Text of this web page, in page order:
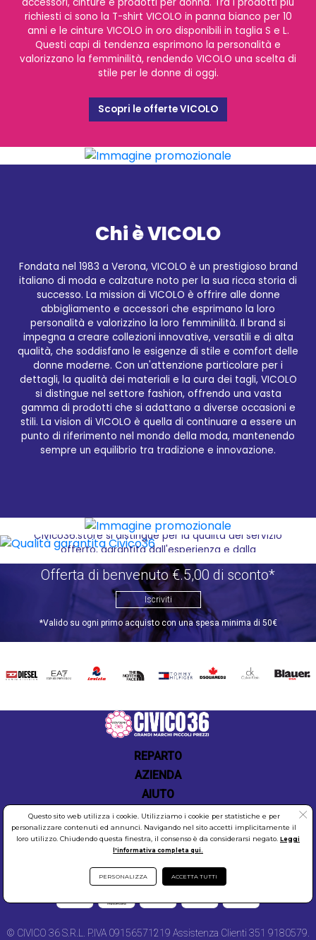
richiesti ci sono la T-shirt VICOLO in panna bianco per 10
anni e le cinture VICOLO in oro disponibili in taglia S e L.
Questi capi di tendenza esprimono la personalità e
valorizzano la femminilità, rendendo VICOLO una scelta di
stile per le donne di oggi.
Scopri le offerte VICOLO
Chi è VICOLO
Fondata nel 1983 a Verona, VICOLO è un prestigioso brand
italiano di moda e calzature noto per la sua ricca storia di
successo. La mission di VICOLO è offrire alle donne
abbigliamento e accessori che esprimano la loro
personalità e valorizzino la loro femminilità. Il brand si
impegna a creare collezioni innovative, versatili e di alta
qualità, che soddisfano le esigenze di stile e comfort delle
donne moderne. Con un'attenzione particolare per i
dettagli, la qualità dei materiali e la cura dei tagli, VICOLO
si distingue nel settore fashion, offrendo una vasta
gamma di prodotti che si adattano a diverse occasioni e
stili. La vision di VICOLO è quella di continuare a essere un
punto di riferimento nel mondo della moda, mantenendo
sempre un equilibrio tra tradizione e innovazione.
Qualità garantita Civico36
Sul sito di e-commerce Civico36.store, è possibile
scoprire e acquistare i migliori prodotti selezionati
del brand VICOLO, un marchio italiano di moda e
calzature noto per la sua qualità e attenzione alle
tendenze. Civico36.store, forte di una pluriennale
esperienza nel settore, offre un servizio di vendita
online rapido, sicuro e conveniente, che permette di
soddisfare ogni esigenza di stile e comfort.
Civico36.store si distingue per la qualità del servizio
offerto, garantita dall'esperienza e dalla
competenza del suo team. Il sito è intuitivo e facile
da navigare, con descrizioni dettagliate dei prodotti
e immagini di alta qualità che permettono di fare
acquisti in modo consapevole. Inoltre, il servizio
clienti è sempre disponibile per assistenza e
consulenza, per garantire un'esperienza di acquisto
Civico36.store significa scegliere la qualità e
l'eleganza del brand VICOLO, con la comodità e la
Catalogo completo VICOLO
Offerta di benvenuto €.5,00 di sconto*
Iscriviti
*Valido su ogni primo acquisto con una spesa minima di 50€
DIESEL EA7 INVICTATHE
TOMMY
DSQUARED2
CALVIN BLAUER
REPARTO
AZIENDA
AIUTO
© CIVICO 36 S.R.L. P.IVA 09156571219 Assistenza Clienti 351 9180579.
Questo sito web utilizza i cookie. Utilizziamo i cookie per statistiche e per
personalizzare contenuti ed annunci. Navigando nel sito accetti implicitamente il
loro utilizzo. Chiudendo questa finestra, il consenso è da considerarsi negato. Leggi
l'informativa completa qui.
PERSONALIZZA ACCETTA TUTTI